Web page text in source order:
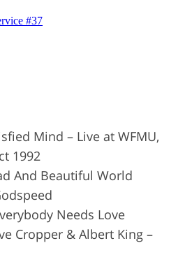
Mind – Live at WFMU,
1992
And Beautiful World
Needs Love
Cropper & Albert King –
S
a
f